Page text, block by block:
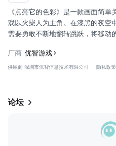
《点亮它的色彩》是一款画面简
戏以火柴人为主角。在漆黑的夜空
需要勇敢不断地翻转跳跃，将移动
会逐渐往下沉降，世界又会陷入到
反应力的魔性手游，快来帮助火柴
1、 简约有趣的卡通风格画面，给
厂商 优智游戏
供应商 深圳市优智信息技术有限公司 隐私政策
论坛